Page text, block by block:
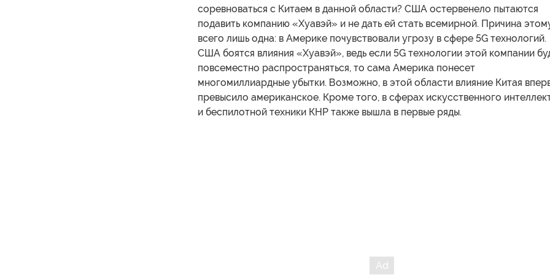
соревноваться с Китаем в данной области? США остервенело пытаются
подавить компанию «Хуавэй» и не дать ей стать всемирной. Причина
всего лишь одна: в Америке почувствовали угрозу в сфере 5G технологий.
США боятся влияния «Хуавэй», ведь если 5G технологии этой компании
повсеместно распространяться, то сама Америка понесет
многомиллиардные убытки. Возможно, в этой области влияние Китая
превысило американское. Кроме того, в сферах искусственного
и беспилотной техники КНР также вышла в первые ряды.